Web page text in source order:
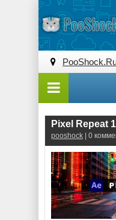
Pixel Repeat
pooshock | 0